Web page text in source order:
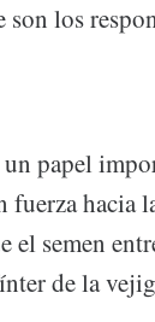
los
papel
fuerza hacia
el semen
de la